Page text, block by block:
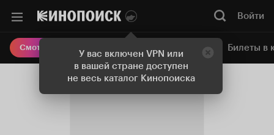
У вас включен VPN или
в вашей стране доступен
не весь каталог Кинопоиска
Войти
Смотреть кино Онлайн-кинотеатр Билеты в